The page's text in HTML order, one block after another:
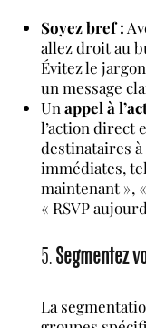
Soyez bref :
allez droit au
Évitez le
un message
Un appel à
l’action direct
destinataires
immédiates,
maintenant »,
« RSVP
5.Segmentez
La